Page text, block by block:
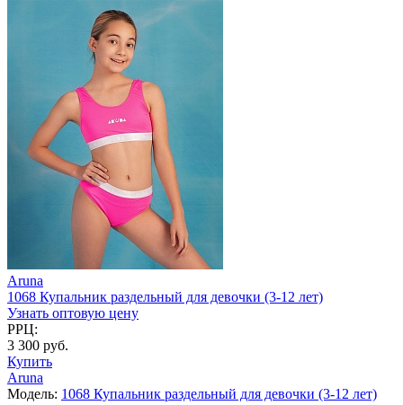
Aruna
1068 Купальник раздельный для девочки (3-12 лет)
Узнать оптовую цену
РРЦ:
3 300 руб.
Купить
Aruna
Модель: 1068 Купальник раздельный для девочки (3-12 лет)